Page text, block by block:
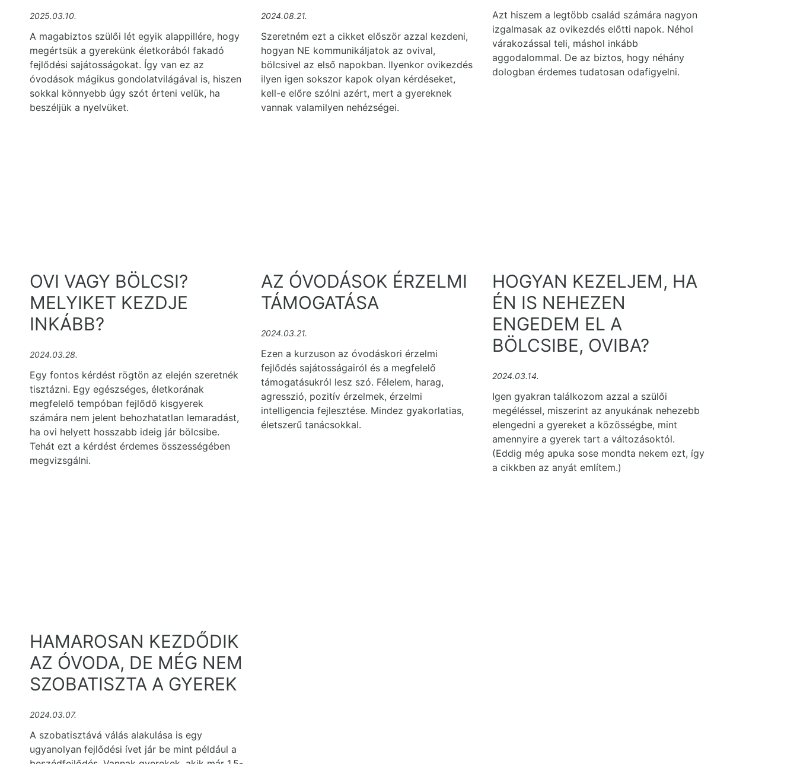
2025.03.10.
A magabiztos szülői lét egyik alappillére, hogy
megértsük a gyerekünk életkorából fakadó
fejlődési sajátosságokat. Így van ez az
óvodások mágikus gondolatvilágával is, hiszen
sokkal könnyebb úgy szót érteni velük, ha
beszéljük a nyelvüket.
2024.08.21.
Szeretném ezt a cikket először azzal kezdeni,
hogyan NE kommunikáljatok az ovival,
bölcsivel az első napokban. Ilyenkor ovikezdés
ilyen igen sokszor kapok olyan kérdéseket,
kell-e előre szólni azért, mert a gyereknek
vannak valamilyen nehézségei.
Azt hiszem a legtöbb család számára nagyon
izgalmasak az ovikezdés előtti napok. Néhol
várakozással teli, máshol inkább
aggodalommal. De az biztos, hogy néhány
dologban érdemes tudatosan odafigyelni.
OVI VAGY BÖLCSI?
MELYIKET KEZDJE
INKÁBB?
2024.03.28.
Egy fontos kérdést rögtön az elején szeretnék
tisztázni. Egy egészséges, életkorának
megfelelő tempóban fejlődő kisgyerek
számára nem jelent behozhatatlan lemaradást,
ha ovi helyett hosszabb ideig jár bölcsibe.
Tehát ezt a kérdést érdemes összességében
megvizsgálni.
AZ ÓVODÁSOK ÉRZELMI
TÁMOGATÁSA
2024.03.21.
Ezen a kurzuson az óvodáskori érzelmi
fejlődés sajátosságairól és a megfelelő
támogatásukról lesz szó. Félelem, harag,
agresszió, pozitív érzelmek, érzelmi
intelligencia fejlesztése. Mindez gyakorlatias,
életszerű tanácsokkal.
HOGYAN KEZELJEM, HA
ÉN IS NEHEZEN
ENGEDEM EL A
BÖLCSIBE, OVIBA?
2024.03.14.
Igen gyakran találkozom azzal a szülői
megéléssel, miszerint az anyukának nehezebb
elengedni a gyereket a közösségbe, mint
amennyire a gyerek tart a változásoktól.
(Eddig még apuka sose mondta nekem ezt, így
a cikkben az anyát említem.)
HAMAROSAN KEZDŐDIK
AZ ÓVODA, DE MÉG NEM
SZOBATISZTA A GYEREK
2024.03.07.
A szobatisztává válás alakulása is egy
ugyanolyan fejlődési ívet jár be mint például a